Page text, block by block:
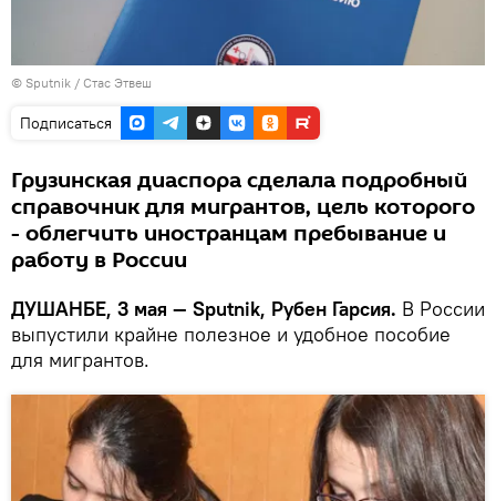
© Sputnik / Стас Этвеш
Подписаться
Грузинская диаспора сделала подробный
справочник для мигрантов, цель которого
- облегчить иностранцам пребывание и
работу в России
ДУШАНБЕ, 3 мая — Sputnik, Рубен Гарсия. В России
выпустили крайне полезное и удобное пособие
для мигрантов.